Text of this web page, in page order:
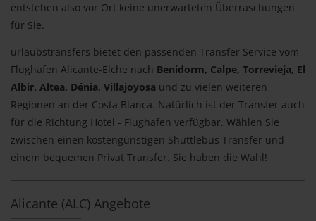
entstehen also vor Ort keine unerwarteten Überraschungen
für Sie.
urlaubstransfers bietet den passenden Transfer Service vom
Flughafen Alicante-Elche nach Benidorm, Calpe, Torrevieja, El
Albir, Altea, Dénia, Villajoyosa und zu vielen weiteren
Regionen an der Costa Blanca. Natürlich ist der Transfer auch
für die Richtung Hotel - Flughafen verfügbar. Wählen Sie
zwischen einen kostengünstigen Shuttlebus Transfer und
einem bequemen Privat Transfer. Sie haben die Wahl!
Alicante (ALC) Angebote